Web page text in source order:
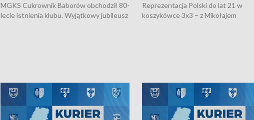
MGKS Cukrownik Baborów obchodził 80-
lecie istnienia klubu. Wyjątkowy jubileusz
Reprezentacja Polski do lat 21 w
koszykówce 3x3 – z Mikołajem